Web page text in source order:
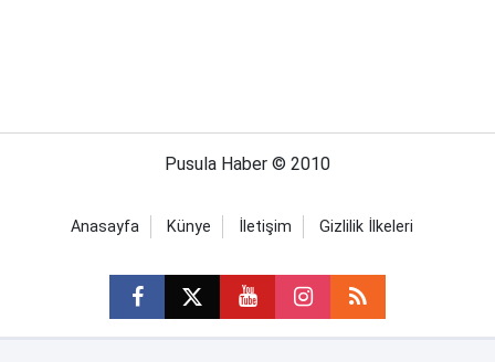
Pusula Haber © 2010
Anasayfa Künye İletişim Gizlilik İlkeleri